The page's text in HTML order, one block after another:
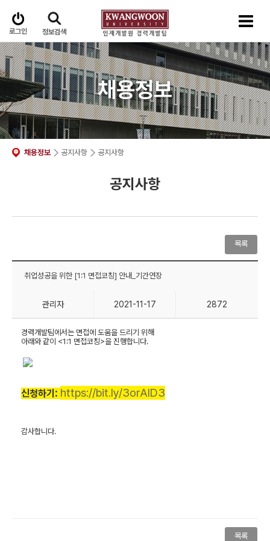
로그인 정보검색
채용정보
채용정보 공지사항 공지사항
공지사항
목록
취업성공을 위한 [1:1 면접코칭] 안내_기간연장
관리자 2021-11-17 2872
경력개발팀에서는 면접에 도움을 드리기 위해
아래와 같이 <1:1 면접코칭>을 진행합니다.
신청하기 : https://bit.ly/3orAlD3
감사합니다.
목록